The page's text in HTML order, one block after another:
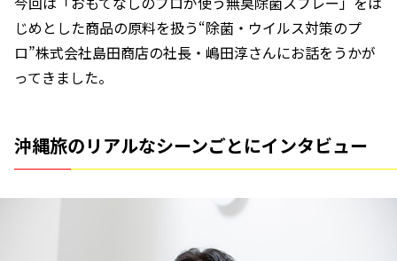
じめとした商品の原料を扱う“除菌・ウイルス対策のプ
ロ”株式会社島田商店の社長・嶋田淳さんにお話をうかが
ってきました。
沖縄旅のリアルなシーンごとにインタビュー